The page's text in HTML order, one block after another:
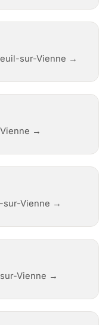
sur-Vienne →
→
sur-Vienne →
Vienne →